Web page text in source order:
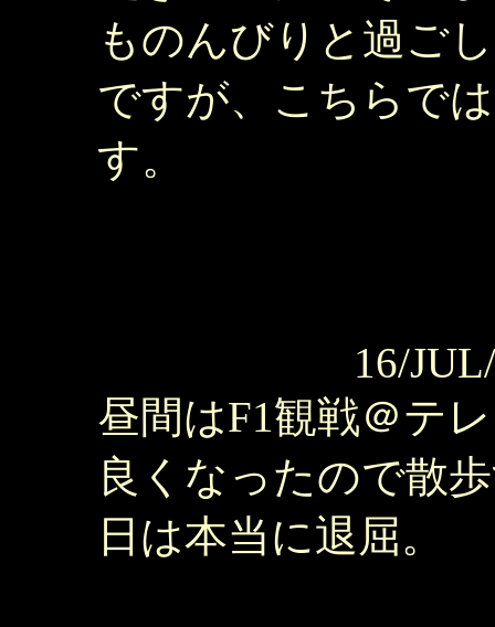
ものんびりと過ご
ですが、こちらで
す。
16/
昼間はF1観戦＠テ
良くなったので散
日は本当に退屈。